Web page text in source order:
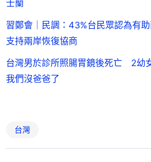
士蘭
習鄭會｜民調：43%台民眾認為有
支持兩岸恢復協商
台灣男於診所照腸胃鏡後死亡 2幼
我們沒爸爸了
台灣